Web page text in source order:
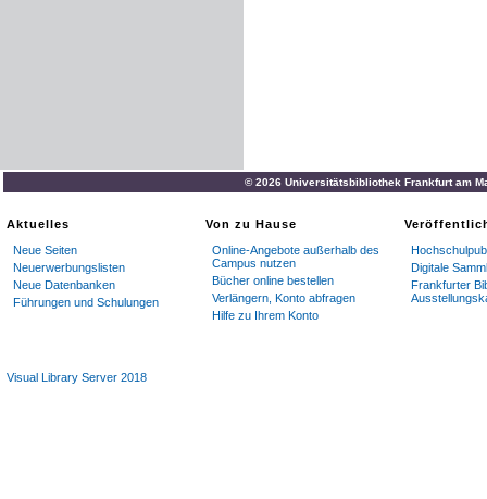
© 2026 Universitätsbibliothek Frankfurt am
Aktuelles
Neue Seiten
Neuerwerbungslisten
Neue Datenbanken
Führungen und Schulungen
Von zu Hause
Online-Angebote außerhalb des
Campus nutzen
Bücher online bestellen
Verlängern, Konto abfragen
Hilfe zu Ihrem Konto
Digitale
Frankfurter
Visual Library Server 2018